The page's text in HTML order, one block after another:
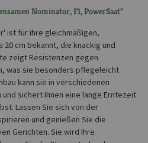
Nominator, F1, PowerSaat"
ist für ihre gleichmäßigen,
20 cm bekannt, die knackig und
zeigt Resistenzen gegen
was sie besonders pflegeleicht
kann sie in verschiedenen
sichert Ihnen eine lange Erntezeit
Lassen Sie sich von der
und genießen Sie die
Gerichten. Sie wird Ihre